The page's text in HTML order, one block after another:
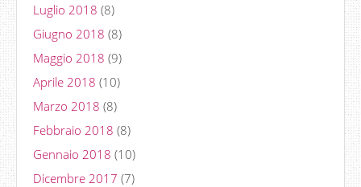
Luglio 2018 (8)
Giugno 2018 (8)
Maggio 2018 (9)
Aprile 2018 (10)
Marzo 2018 (8)
Febbraio 2018 (8)
Gennaio 2018 (10)
Dicembre 2017 (7)